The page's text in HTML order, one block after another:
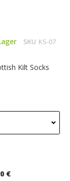
SKU KS-07
Kilt Socks
€